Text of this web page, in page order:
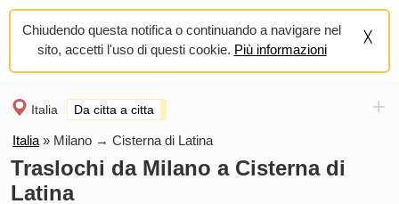
Chiudendo questa notifica o continuando a navigare nel
sito, accetti l'uso di questi cookie. Più informazioni
Italia Da citta a citta +
Italia » Milano → Cisterna di Latina
Traslochi da Milano a Cisterna di
Latina